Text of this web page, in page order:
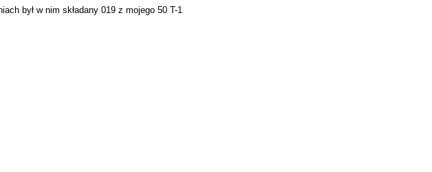
był w nim składany 019 z mojego 50 T-1